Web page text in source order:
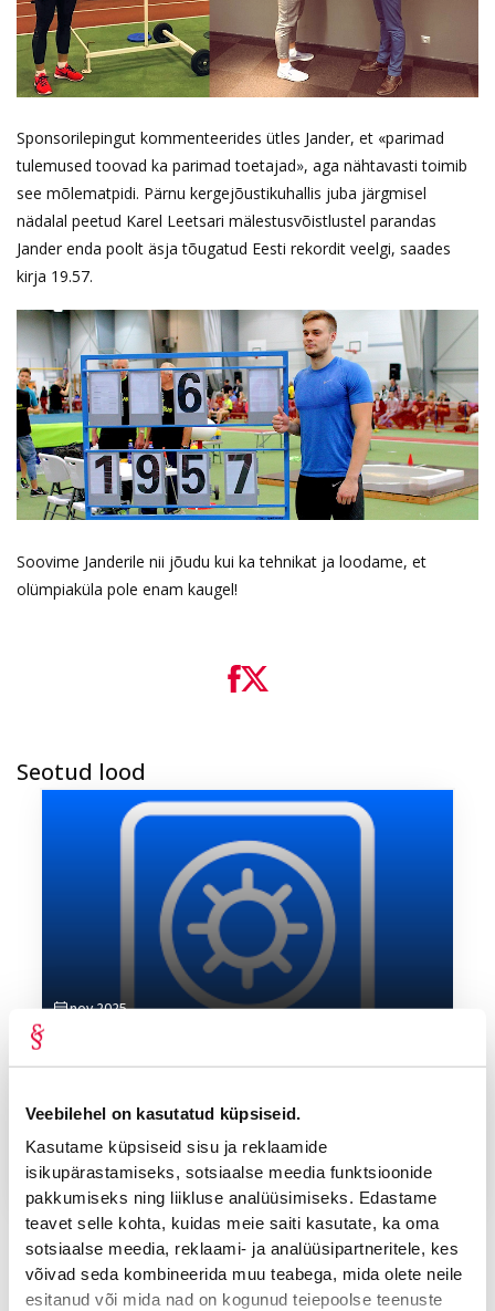
Veebilehel on kasutatud küpsiseid.
Kasutame küpsiseid sisu ja reklaamide
isikupärastamiseks, sotsiaalse meedia funktsioonide
pakkumiseks ning liikluse analüüsimiseks. Edastame
teavet selle kohta, kuidas meie saiti kasutate, ka oma
sotsiaalse meedia, reklaami- ja analüüsipartneritele, kes
võivad seda kombineerida muu teabega, mida olete neile
esitanud või mida nad on kogunud teiepoolse teenuste
Sponsorilepingut kommenteerides ütles Jander, et «parimad
tulemused toovad ka parimad toetajad», aga nähtavasti toimib
see mõlematpidi. Pärnu kergejõustikuhallis juba järgmisel
nädalal peetud Karel Leetsari mälestusvõistlustel parandas
Jander enda poolt äsja tõugatud Eesti rekordit veelgi, saades
kirja 19.57.
Soovime Janderile nii jõudu kui ka tehnikat ja loodame, et
olümpiaküla pole enam kaugel!
Seotud lood
nov 2025
uute nõuete esitamiseks ja tunnustamiseks
Tallinna Ringkonnakohus koostas 27. oktoobril 2025. a
määruse, mis või...